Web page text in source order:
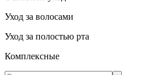
Уход за волосами
Уход за полостью рта
Комплексные